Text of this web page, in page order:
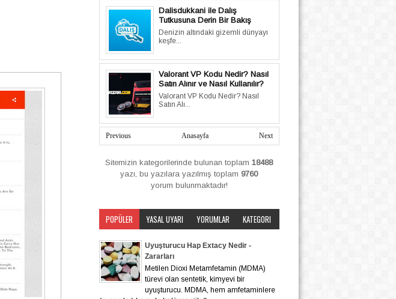
Dalisdukkani ile Dalış
Tutkusuna Derin Bir Bakış
Denizin altındaki gizemli dünyayı
keşfe...
Valorant VP Kodu Nedir? Nasıl
Satın Alınır ve Nasıl Kullanılır?
Valorant VP Kodu Nedir? Nasıl
Satın Alı...
Previous Next
Anasayfa
Sitemizin kategorilerinde bulunan toplam 18488
yazı, bu yazılara yazılmış toplam 9760
yorum bulunmaktadır!
POPÜLER YASAL UYARI YORUMLAR KATEGORI
Uyuşturucu Hap Extacy Nedir -
Zararları
Metilen Dioxi Metamfetamin (MDMA)
türevi olan sentetik, kimyevi bir
uyuşturucu. MDMA, hem amfetaminlere